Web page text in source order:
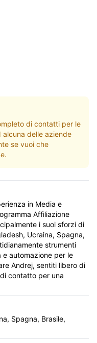
di contatti per le
delle aziende
se vuoi che
in Media e
Affiliazione
i suoi sforzi di
Ucraina, Spagna,
strumenti
automazione per le
Andrej, sentiti libero di
contatto per una
Spagna, Brasile,